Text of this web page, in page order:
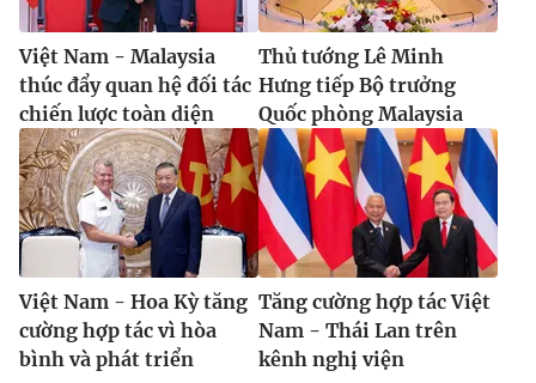
® Cấm sao chép dưới mọi hình thức nếu không có sự chấp
thuận bằng văn bản. Ghi rõ nguồn VTV.vn khi phát hành lại
thông tin từ website này.
Việt Nam - Malaysia
thúc đẩy quan hệ đối tác
chiến lược toàn diện
Thủ tướng Lê Minh
Hưng tiếp Bộ trưởng
Quốc phòng Malaysia
Việt Nam - Hoa Kỳ tăng
cường hợp tác vì hòa
bình và phát triển
Tăng cường hợp tác Việt
Nam - Thái Lan trên
kênh nghị viện